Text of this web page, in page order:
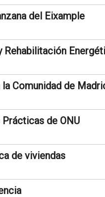
del Eixample
Rehabilitación
Comunidad de
de ONU
de viviendas